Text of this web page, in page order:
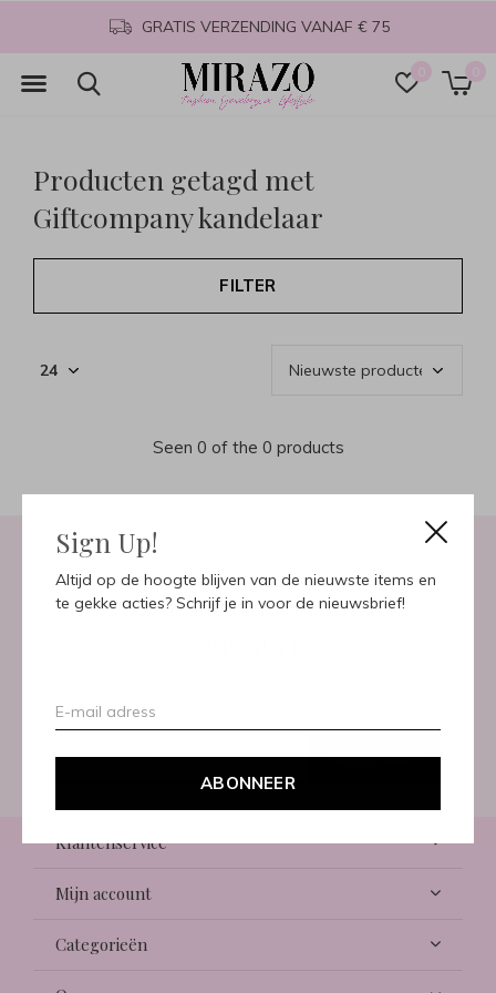
Sign Up!
Altijd op de hoogte blijven van de nieuwste items en
te gekke acties? Schrijf je in voor de nieuwsbrief!
ABONNEER
0 0
GRATIS VERZENDING VANAF € 75
Producten getagd met
Giftcompany kandelaar
FILTER
Seen 0 of the 0 products
Meld je aan voor onze
ABONNEER
Klantenservice
Mijn account
Categorieën